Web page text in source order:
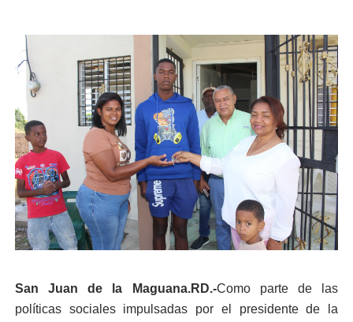
San Juan de la Maguana.RD.-Como parte de las
políticas sociales impulsadas por el presidente de la